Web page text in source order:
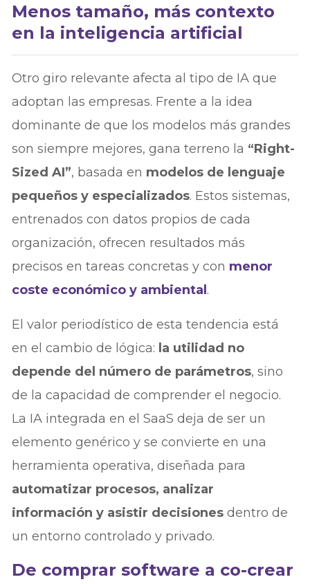
Menos tamaño, más contexto
en la inteligencia artificial
Otro giro relevante afecta al tipo de IA que
adoptan las empresas. Frente a la idea
dominante de que los modelos más grandes
son siempre mejores, gana terreno la “Right-
Sized AI”, basada en modelos de lenguaje
pequeños y especializados. Estos sistemas,
entrenados con datos propios de cada
organización, ofrecen resultados más
precisos en tareas concretas y con menor
coste económico y ambiental .
El valor periodístico de esta tendencia está
en el cambio de lógica: la utilidad no
depende del número de parámetros, sino
de la capacidad de comprender el negocio.
La IA integrada en el SaaS deja de ser un
elemento genérico y se convierte en una
herramienta operativa, diseñada para
automatizar procesos, analizar
información y asistir decisiones dentro de
un entorno controlado y privado.
De comprar software a co-crear